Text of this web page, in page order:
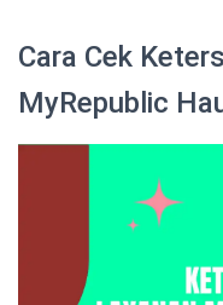
Cara Cek
MyRepublic